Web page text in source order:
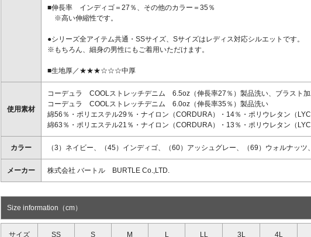
■伸長率 インディゴ＝27％、その他のカラー＝35％
※高い伸縮性です。
●シリーズ全アイテム共通・SSサイズ、Sサイズはレディス対応シルエットです。
※もちろん、細身の男性にもご着用いただけます。
■生地厚／★★★☆☆☆中厚
使用素材
コーデュラ COOLストレッチデニム 6.5oz（伸長率27％）製品洗い、ブラスト加
コーデュラ COOLストレッチデニム 6.0oz（伸長率35％）製品洗い
綿56％・ポリエステル29％・ナイロン（CORDURA）・14％・ポリウレタン（
綿63％・ポリエステル21％・ナイロン（CORDURA）・13％・ポリウレタン（
カラー （3）ネイビー、（45）インディゴ、（60）アッシュグレー、（69）ウォルナッツ
メーカー 株式会社 バートル BURTLE Co.,LTD.
Size information（cm）
サイズ SS S M L LL 3L 4L